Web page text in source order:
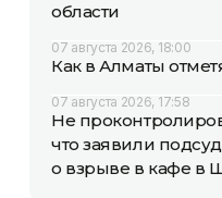
области
07 августа 2026, 18:00
Как в Алматы
07 августа 2026, 17:58
Не
что заявили
о взрыве в кафе в